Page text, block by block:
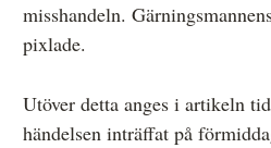
misshandeln.
pixlade.
Utöver detta anges i artikeln
händelsen inträffat på